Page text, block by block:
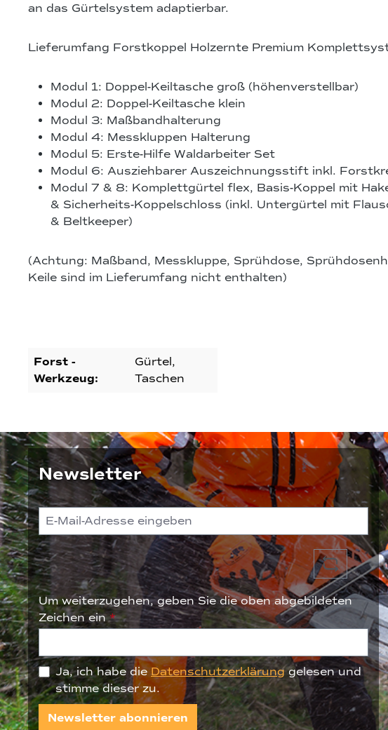
an das Gürtelsystem adaptierbar.
Lieferumfang Forstkoppel Holzernte Premium
Modul 1: Doppel-Keiltasche groß (höhenverstellbar)
Modul 2: Doppel-Keiltasche klein
Modul 3: Maßbandhalterung
Modul 4: Messkluppen Halterung
Modul 5: Erste-Hilfe Waldarbeiter Set
Modul 6: Ausziehbarer Auszeichnungsstift inkl.
Modul 7 & 8: Komplettgürtel flex, Basis-Koppel mit
& Sicherheits-Koppelschloss (inkl. Untergürtel mit
& Beltkeeper)
(Achtung: Maßband, Messkluppe, Sprühdose,
Keile sind im Lieferumfang nicht enthalten)
Forst -
Werkzeug:
Gürtel,
Taschen
Newsletter
Um weiterzugehen, geben Sie die oben abgebildeten
Zeichen ein*
Ja, ich habe dieDatenschutzerklärunggelesen und
stimme dieser zu.
Newsletter abonnieren